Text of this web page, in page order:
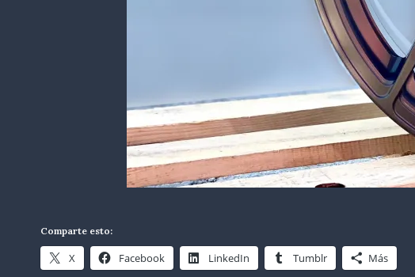
Comparte esto:
X Facebook LinkedIn Tumblr Más